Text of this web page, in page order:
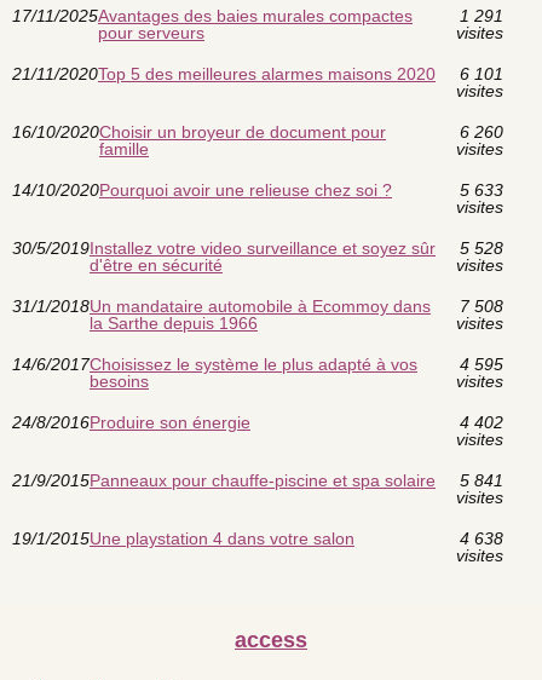
17/11/2025Avantages des baies murales compactes
pour serveurs
1 291
visites
21/11/2020Top 5 des meilleures alarmes maisons 2020
6 101
visites
16/10/2020Choisir un broyeur de document pour
famille
6 260
visites
14/10/2020Pourquoi avoir une relieuse chez soi ?
5 633
visites
30/5/2019Installez votre video surveillance et soyez sûr
d'être en sécurité
5 528
visites
31/1/2018Un mandataire automobile à Ecommoy dans
la Sarthe depuis 1966
7 508
visites
14/6/2017Choisissez le système le plus adapté à vos
besoins
4 595
visites
24/8/2016Produire son énergie
4 402
visites
21/9/2015Panneaux pour chauffe-piscine et spa solaire
5 841
visites
19/1/2015Une playstation 4 dans votre salon
4 638
visites
access